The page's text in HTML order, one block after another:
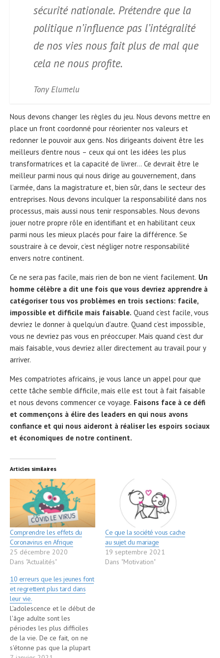
sécurité nationale. Prétendre que la
politique n’influence pas l’intégralité
de nos vies nous fait plus de mal que
cela ne nous profite.
Tony Elumelu
Nous devons changer les règles du jeu. Nous devons mettre en
place un front coordonné pour réorienter nos valeurs et
redonner le pouvoir aux gens. Nos dirigeants doivent être les
meilleurs d’entre nous – ceux qui ont les idées les plus
transformatrices et la capacité de livrer… Ce devrait être le
meilleur parmi nous qui nous dirige au gouvernement, dans
l’armée, dans la magistrature et, bien sûr, dans le secteur des
entreprises. Nous devons inculquer la responsabilité dans nos
processus, mais aussi nous tenir responsables. Nous devons
jouer notre propre rôle en identifiant et en habilitant ceux
parmi nous les mieux placés pour faire la différence. Se
soustraire à ce devoir, c’est négliger notre responsabilité
envers notre continent.
Ce ne sera pas facile, mais rien de bon ne vient facilement. Un
homme célèbre a dit une fois que vous devriez apprendre à
catégoriser tous vos problèmes en trois sections: facile,
impossible et difficile mais faisable. Quand c’est facile, vous
devriez le donner à quelqu’un d’autre. Quand c’est impossible,
vous ne devriez pas vous en préoccuper. Mais quand c’est dur
mais faisable, vous devriez aller directement au travail pour y
arriver.
Mes compatriotes africains, je vous lance un appel pour que
cette tâche semble difficile, mais elle est tout à fait faisable
et nous devons commencer ce voyage. Faisons face à ce défi
et commençons à élire des leaders en qui nous avons
confiance et qui nous aideront à réaliser les espoirs sociaux
et économiques de notre continent.
Articles similaires
Comprendre les effets du
Coronavirus en Afrique
25 décembre 2020
Dans "Actualités"
Ce que la société vous cache
au sujet du mariage
19 septembre 2021
Dans "Motivation"
10 erreurs que les jeunes font
et regrettent plus tard dans
leur vie.
L'adolescence et le début de
l'âge adulte sont les
périodes les plus difficiles
de la vie. De ce fait, on ne
s'étonne pas que la plupart